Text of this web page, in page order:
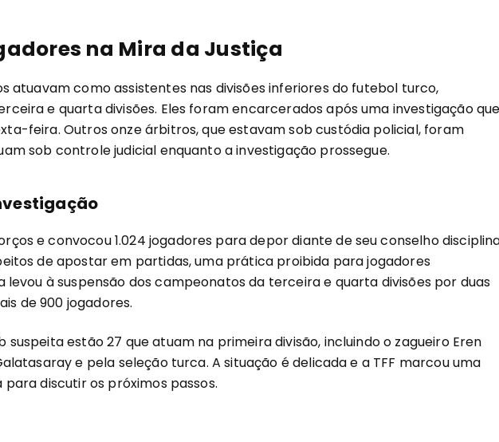
na Mira da Justiça
atuavam como assistentes nas divisões inferiores do futebol turco,
e quarta divisões. Eles foram encarcerados após uma investigação
feira. Outros onze árbitros, que estavam sob custódia policial, foram
sob controle judicial enquanto a investigação prossegue.
e convocou 1.024 jogadores para depor diante de seu conselho
de apostar em partidas, uma prática proibida para jogadores
levou à suspensão dos campeonatos da terceira e quarta divisões por duas
de 900 jogadores.
suspeita estão 27 que atuam na primeira divisão, incluindo o zagueiro Eren
e pela seleção turca. A situação é delicada e a TFF marcou uma
discutir os próximos passos.